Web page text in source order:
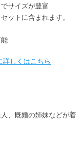
サイズが豊富
ット に含まれます。
詳しくはこちら
、既婚の姉妹などが着